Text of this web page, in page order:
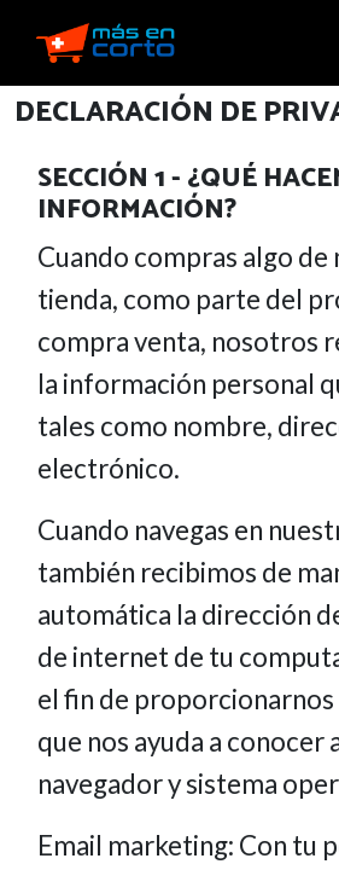
DECLARACIÓN DE
SECCIÓN 1 - ¿QUÉ
INFORMACIÓN?
Cuando compras algo de
tienda, como parte del
compra venta, nosotros
la información personal
tales como nombre,
electrónico.
Cuando navegas en
también recibimos de
automática la dirección
de internet de tu
el fin de
que nos ayuda a conocer
navegador y sistema
Email marketing: Con tu